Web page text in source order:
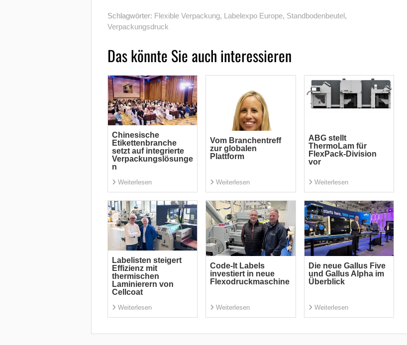
Schlagwörter: Flexible Verpackung, Labelexpo Europe, Standbodenbeutel,
Verpackungsdruck
Das könnte Sie auch interessieren
Chinesische
Etikettenbranche
setzt auf integrierte
Verpackungslösunge
n
Weiterlesen
Vom Branchentreff
zur globalen
Plattform
Weiterlesen
ABG stellt
ThermoLam für
FlexPack-Division
vor
Weiterlesen
Labelisten steigert
Effizienz mit
thermischen
Laminierern von
Cellcoat
Weiterlesen
Code-It Labels
investiert in neue
Flexodruckmaschine
Weiterlesen
Die neue Gallus Five
und Gallus Alpha im
Überblick
Weiterlesen